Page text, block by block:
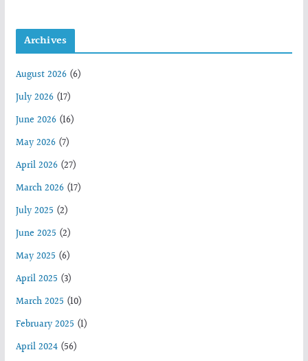
Archives
August 2026(6)
July 2026(17)
June 2026(16)
May 2026(7)
April 2026(27)
March 2026(17)
July 2025 (2)
June 2025 (2)
May 2025 (6)
April 2025 (3)
March 2025 (10)
February 2025 (1)
April 2024(56)